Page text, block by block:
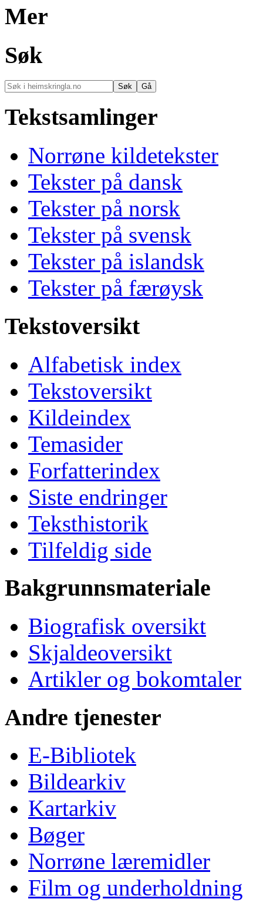
Mer
Søk
Tekstsamlinger
Norrøne kildetekster
Tekster på dansk
Tekster på norsk
Tekster på svensk
Tekster på islandsk
Tekster på færøysk
Tekstoversikt
Alfabetisk index
Tekstoversikt
Kildeindex
Temasider
Forfatterindex
Siste endringer
Teksthistorik
Tilfeldig side
Bakgrunnsmateriale
Biografisk oversikt
Skjaldeoversikt
Artikler og bokomtaler
Andre tjenester
E-Bibliotek
Bildearkiv
Kartarkiv
Bøger
Norrøne læremidler
Film og underholdning